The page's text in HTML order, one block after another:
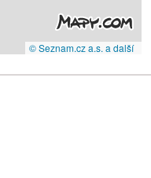
© Seznam.cz a.s. a další